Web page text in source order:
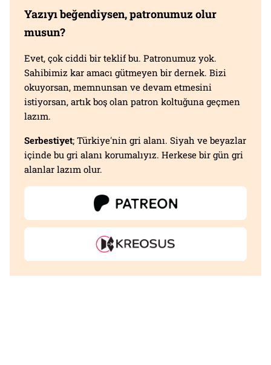
Yazıyı beğendiysen, patronumuz olur
musun?
Evet, çok ciddi bir teklif bu. Patronumuz yok.
Sahibimiz kar amacı gütmeyen bir dernek. Bizi
okuyorsan, memnunsan ve devam etmesini
istiyorsan, artık boş olan patron koltuğuna geçmen
lazım.
Serbestiyet; Türkiye'nin gri alanı. Siyah ve beyazlar
içinde bu gri alanı korumalıyız. Herkese bir gün gri
alanlar lazım olur.